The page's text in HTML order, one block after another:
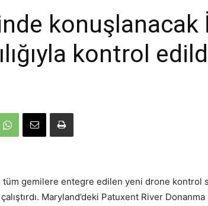
konuşlanacak
kontrol
tüm gemilere entegre edilen yeni drone kontrol
Maryland’deki Patuxent River Donanma